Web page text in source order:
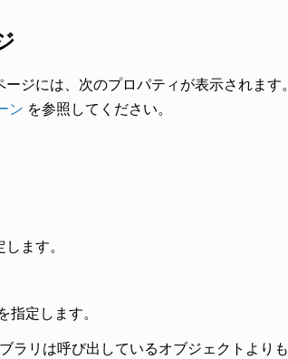
ージには、次のプロパティが表示されま
ン を参照してください。
ます。
定します。
ラリは呼び出しているオブジェクトより